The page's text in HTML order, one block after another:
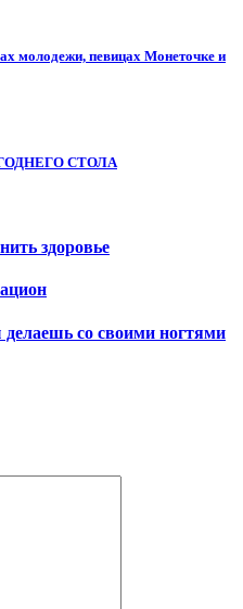
молодежи, певицах Монеточке и
СТОЛА
здоровье
со своими ногтями